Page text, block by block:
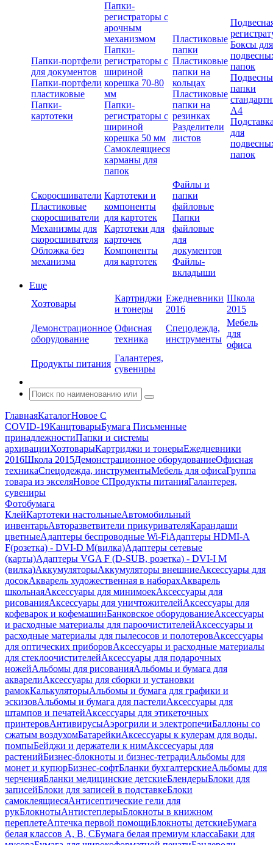
Папки-портфели
для документов
Папки-портфели
пластиковые
Папки-
картотеки
Папки-
регистраторы с
арочным
механизмом
Папки-
регистраторы с
шириной
корешка 70-80
мм
Папки-
регистраторы с
шириной
корешка 50 мм
Самоклеящиеся
карманы для
папок
Пластиковые
папки
Пластиковые
папки на
кольцах
Пластиковые
папки на
резинках
Разделители
листов
Боксы для
папок
папки
А4
для
папок
Скоросшиватели
Пластиковые
скоросшиватели
Механизмы для
скоросшивателя
Обложка без
механизма
Картотеки и
компоненты
для картотек
Картотеки для
карточек
Компоненты
для картотек
Файлы и
папки
файловые
Папки
файловые
для
документов
Файлы-
вкладыши
Еще
Хозтовары
Картриджи
и тонеры
Ежедневники
2016
Школа
2015
Демонстрационное
оборудование
Офисная
техника
Спецодежда,
инструменты
Мебель
для
офиса
Продукты питания
Галантерея,
сувениры
ГлавнаяКаталогНовое С
COVID-19КанцтоварыБумага Письменные
принадлежностиПапки и системы
архивацииХозтоварыКартриджи и тонерыЕжедневники
2016Школа 2015Демонстрационное оборудованиеОфисная
техникаСпецодежда, инструментыМебель для офисаГруппа
товара из экселяНовое СПродукты питанияГалантерея,
сувениры
Фотобумага
КлейКартотеки настольныеАвтомобильный
инвентарьАвторазветвители прикуривателяКарандаши
цветныеАдаптеры беспроводные Wi-FiАдаптеры HDMI-A
F(розетка) - DVI-D M(вилка)Адаптеры сетевые
(карты)Адаптеры VGA F (D-SUB, розетка) - DVI-I M
(вилка)АккумуляторыАккумуляторы внешниеАксессуары для
досокАкварель художественная в наборахАкварель
школьнаяАксессуары для минимоекАксессуары для
рисованияАксессуары для уничтожителейАксессуары для
кофеварок и кофемашинБанковское оборудованиеАксессуары
и расходные материалы для пароочистителейАксессуары и
расходные материалы для пылесосов и полотеровАксессуары
для оптических приборовАксессуары и расходные материалы
для стеклоочистителейАксессуары для подарочных
ножейАльбомы для рисованияАльбомы и бумага для
акварелиАксессуары для сборки и установки
рамокКалькуляторыАльбомы и бумага для графики и
эскизовАльбомы и бумага для пастелиАксессуары для
штампов и печатейАксессуары для этикеточных
принтеровАнтивирусыАэрогрили и электропечиБаллоны со
сжатым воздухомБатарейкиАксессуары к кулерам для воды,
помпыБейджи и держатели к нимАкссесуары для
растенийБизнес-блокноты и бизнес-тетрадиАльбомы для
монет и купюрБизнес-софтБланки бухгалтерскиеАльбомы для
черченияБланки медицинские детскиеБлендерыБлоки для
записейБлоки для записей в подставкеБлоки
самоклеящиесяАнтисептические гели для
рукБлокнотыАнтистеплерыБлокноты в книжном
переплетеАптечка первой помощиБлокноты детскиеБумага
белая классов А, В, СБумага белая премиум классаБаки для